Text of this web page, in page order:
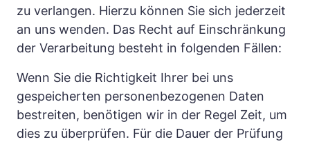
zu verlangen. Hierzu können Sie sich jederzeit
an uns wenden. Das Recht auf Einschränkung
der Verarbeitung besteht in folgenden Fällen:
Wenn Sie die Richtigkeit Ihrer bei uns
gespeicherten personenbezogenen Daten
bestreiten, benötigen wir in der Regel Zeit, um
dies zu überprüfen. Für die Dauer der Prüfung